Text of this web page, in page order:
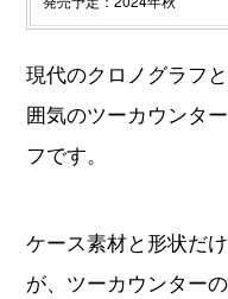
現代のクロノグラフ
囲気のツーカウンタ
フです。
ケース素材と形状だ
が、ツーカウンター